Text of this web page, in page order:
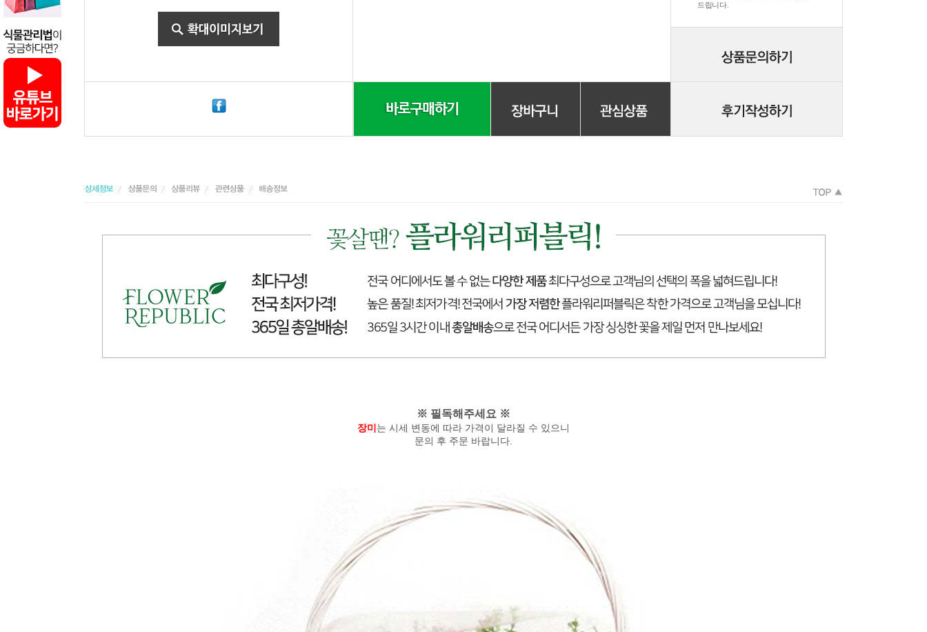
드립니다.
※ 필독해주세요 ※
장미 는 시세 변동에 따라 가격이 달라질 수 있으니
문의 후 주문 바랍니다.